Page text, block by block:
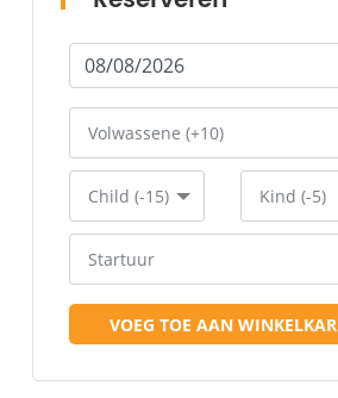
Volwassene (+10)
Child (-15) Kind (-5)
Startuur
VOEG TOE AAN WINKELKAR